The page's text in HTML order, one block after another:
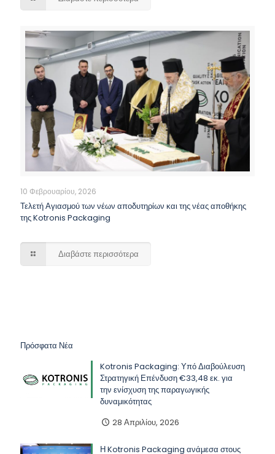
10 Φεβρουαρίου, 2026
Τελετή Αγιασμού των νέων αποδυτηρίων και της νέας αποθήκης
της Kotronis Packaging
Διαβάστε περισσότερα
Πρόσφατα Νέα
Kotronis Packaging: Υπό Διαβούλευση
Στρατηγική Επένδυση €33,48 εκ. για
την ενίσχυση της παραγωγικής
δυναμικότητας
28 Απριλίου, 2026
Η Kotronis Packaging ανάμεσα στους